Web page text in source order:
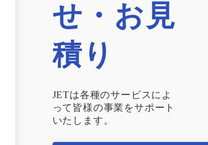
せ・お見
積り
JETは各種のサービスによ
って皆様の事業をサポート
いたします。